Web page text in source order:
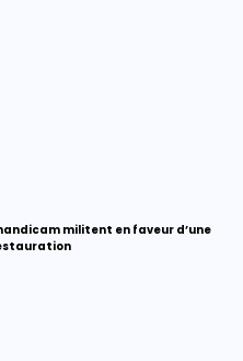
militent en faveur d’une